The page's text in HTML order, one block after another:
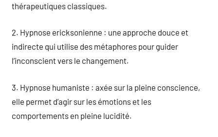
thérapeutiques classiques.
2. Hypnose ericksonienne : une approche douce et
indirecte qui utilise des métaphores pour guider
l’inconscient vers le changement.
3. Hypnose humaniste : axée sur la pleine conscience,
elle permet d’agir sur les émotions et les
comportements en pleine lucidité.